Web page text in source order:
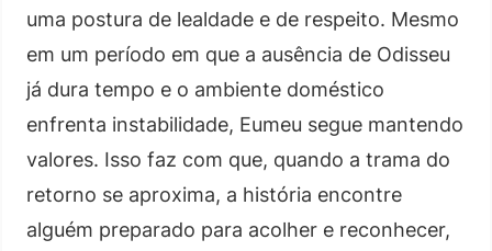
uma postura de lealdade e de respeito. Mesmo
em um período em que a ausência de Odisseu
já dura tempo e o ambiente doméstico
enfrenta instabilidade, Eumeu segue mantendo
valores. Isso faz com que, quando a trama do
retorno se aproxima, a história encontre
alguém preparado para acolher e reconhecer,